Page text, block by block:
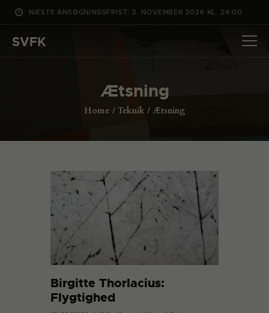
NÆSTE ANSØGNINGSFRIST: 2. NOVEMBER 2026 KL. 24:00
SVFK
Ætsning
Home Teknik Ætsning
DET SKER
ANSØG
ENGLISH
Birgitte Thorlacius:
Flygtighed